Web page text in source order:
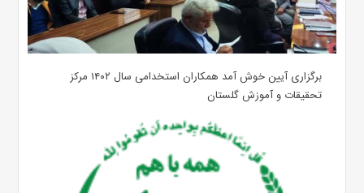
برگزاری آیین خوش آمد همکاران استخدامی سال ۱۴۰۲ مرکز
تحقیقات و آموزش گلستان